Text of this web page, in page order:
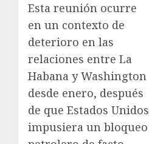
Esta reunión ocurre
en un contexto de
deterioro en las
relaciones entre La
Habana y Washington
desde enero, después
de que Estados Unidos
impusiera un bloqueo